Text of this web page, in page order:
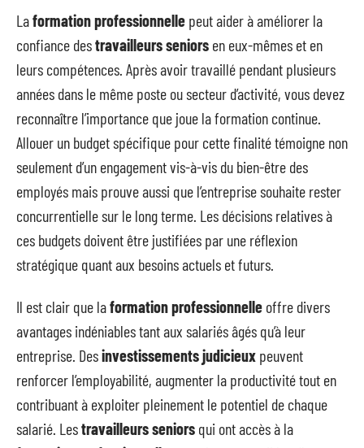
Laformation professionnelle peut aider à améliorer la
confiance destravailleurs seniors en eux-mêmes et en
leurs compétences. Après avoir travaillé pendant plusieurs
années dans le même poste ou secteur d’activité, vous devez
reconnaître l’importance que joue la formation continue.
Allouer un budget spécifique pour cette finalité témoigne non
seulement d’un engagement vis-à-vis du bien-être des
employés mais prouve aussi que l’entreprise souhaite rester
concurrentielle sur le long terme. Les décisions relatives à
ces budgets doivent être justifiées par une réflexion
stratégique quant aux besoins actuels et futurs.
Il est clair que laformation professionnelle offre divers
avantages indéniables tant aux salariés âgés qu’à leur
entreprise. Desinvestissements judicieux peuvent
renforcer l’employabilité, augmenter la productivité tout en
contribuant à exploiter pleinement le potentiel de chaque
salarié. Lestravailleurs seniors qui ont accès à la